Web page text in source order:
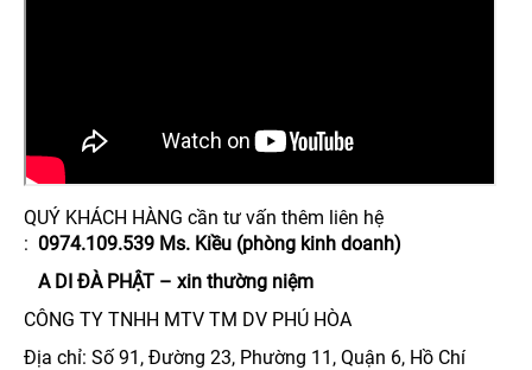
QUÝ KHÁCH HÀNG cần tư vấn thêm liên hệ
: 0974.109.539 Ms. Kiều (phòng kinh doanh)
A DI ĐÀ PHẬT – xin thường niệm
CÔNG TY TNHH MTV TM DV PHÚ HÒA
Địa chỉ: Số 91, Đường 23, Phường 11, Quận 6, Hồ Chí